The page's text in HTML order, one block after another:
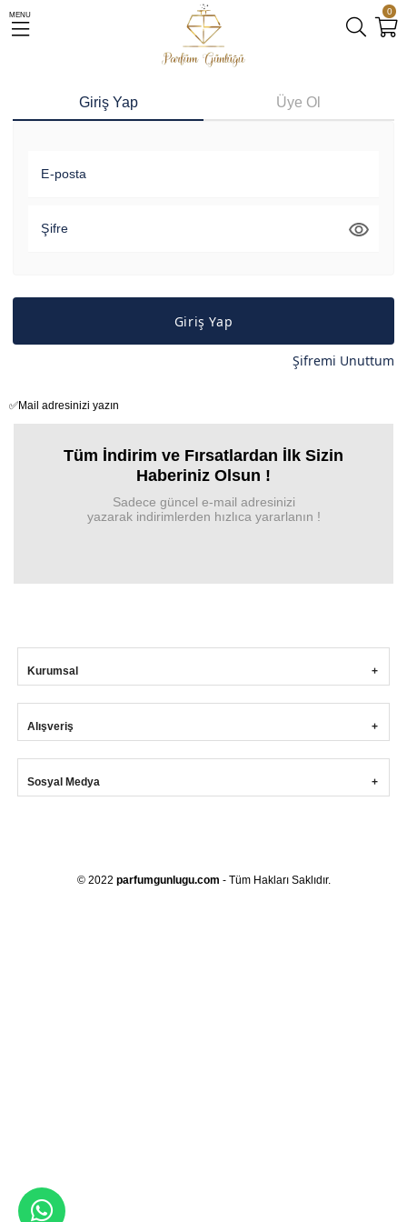
0
MENU
Giriş Yap Üye Ol
E-posta
Şifre
Giriş Yap
Şifremi Unuttum
Tüm İndirim ve Fırsatlardan İlk Sizin
Haberiniz Olsun !
Sadece güncel e-mail adresinizi
yazarak indirimlerden hızlıca yararlanın !
Kurumsal
Alışveriş
Sosyal Medya
© 2022 parfumgunlugu.com - Tüm Hakları Saklıdır.